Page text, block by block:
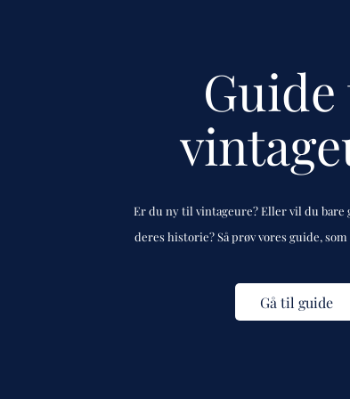
Er du ny til vintageure? Eller vil du bare
deres historie? Så prøv vores guide,
Gå til guide